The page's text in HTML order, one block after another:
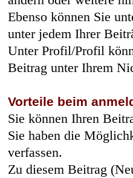
Ebenso können Sie
unter jedem Ihrer
Unter Profil/Profil
Beitrag unter Ihrem
Vorteile beim
Sie können Ihren
Sie haben die
verfassen.
Zu diesem Beitrag